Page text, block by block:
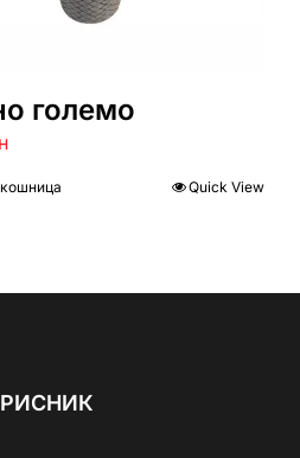
големо
Quick View